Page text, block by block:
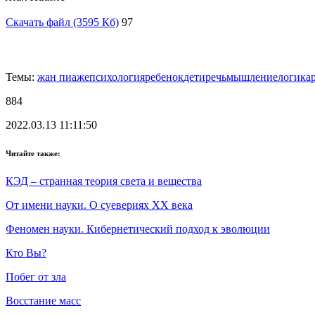
Скачать файл (3595 Кб) 97
Темы: жан пиажепсихологияребенокдетиречьмышлениелогика
884
2022.03.13 11:11:50
Читайте также:
КЭД – странная теория света и вещества
От имени науки. О суевериях XX века
Феномен науки. Кибернетический подход к эволюции
Кто Вы?
Побег от зла
Восстание масс